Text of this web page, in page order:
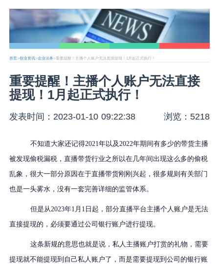
首页>创业资讯>企业法务>重要提醒！主播个人账户无法直接‬提现！1月起正式执行！
重要提醒！主播个人账户无法直接‬
提现！1月起正式执行！
发表时间：2023-01-10 09:22:38 浏览：5218
不知道大家还记得2021年以及2022年期间有多少的带货主播
被发现偷税漏税，直播带货行业之所以在几年间出现这么多的偷税
乱象，很大一部分原因在于直播带货刚刚兴起，很多规则有关部门
也是一头雾水，没有一套完善详细的监管体系。
但是从2023年1月1日起，部分直播平台主播个人账户是无法
直接提现的，必须要通过公司银行账户进行提现。
这条新规的意思也就是说，私人主播账户打赏的礼物，需要
提现就不能提现到自己私人账户了，而是需要提现到公司的银行账